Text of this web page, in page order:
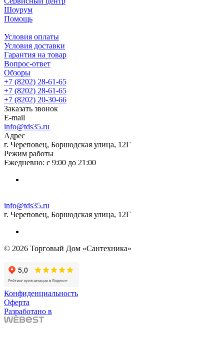
Шоурум
Помощь
Условия оплаты
Условия доставки
Гарантия на товар
Вопрос-ответ
Обзоры
+7 (8202) 28‑61-65
+7 (8202) 28‑61-65
+7 (8202) 20‑30-66
Заказать звонок
E-mail
info@tds35.ru
Адрес
г. Череповец, Боршодская улица, 12Г
Режим работы
Ежедневно: с 9:00 до 21:00
info@tds35.ru
г. Череповец, Боршодская улица, 12Г
© 2026 Торговый Дом «Сантехника»
Конфиденциальность
Оферта
Разработано в